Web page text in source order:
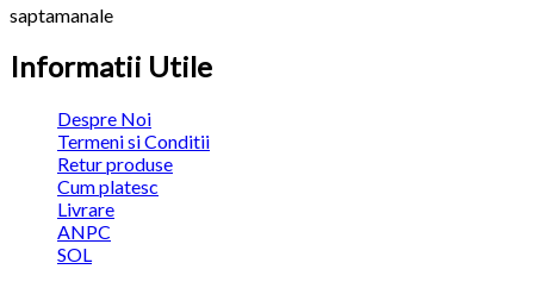
saptamanale
Informatii Utile
Despre Noi
Termeni si Conditii
Retur produse
Cum platesc
Livrare
ANPC
SOL